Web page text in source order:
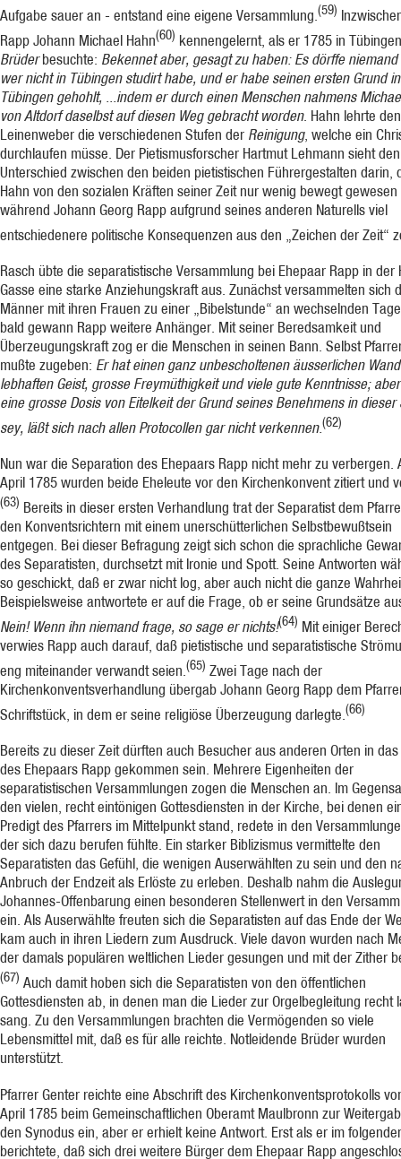
Aufgabe sauer an - entstand eine eigene Versammlung. (59)
Rapp Johann Michael Hahn(60) kennengelernt, als er 1785 in
Brüderbesuchte: Bekennet aber, gesagt zu haben: Es dörffe
wer nicht in Tübingen studirt habe, und er habe seinen er­sten Grund in
Tübingen gehohlt, ...indem er durch einen Menschen nahmens
von Altdorf daselbst auf diesen Weg gebracht worden. Hahn lehrte
Leinen­weber die verschiedenen Stufen der Reinigung, welche ein
durchlaufen müsse. Der Pietismusforscher Hartmut Lehmann sieht den
Unterschied zwischen den beiden pietistischen Führergestalten darin,
Hahn von den sozialen Kräften seiner Zeit nur wenig bewegt gewesen
während Johann Georg Rapp aufgrund seines anderen Naturells viel
entschiedenere politische Konsequenzen aus den „Zeichen der Zeit“
Rasch übte die separatistische Versammlung bei Ehepaar Rapp in der
Gasse eine starke Anziehungskraft aus. Zunächst versammelten sich
Männer mit ihren Frauen zu einer „Bibelstunde“ an wechselnden
bald gewann Rapp weitere Anhänger. Mit seiner Beredsamkeit und
Überzeugungskraft zog er die Menschen in seinen Bann. Selbst
mußte zugeben: Er hat einen ganz unbescholtenen äusserlichen
lebhaften Geist, grosse Freymüthigkeit und viele gute Kenntnisse;
eine grosse Dosis von Eitel­keit der Grund seines Benehmens in dieser
sey, läßt sich nach allen Protocollen gar nicht verkennen.(62)
Nun war die Separation des Ehepaars Rapp nicht mehr zu verbergen.
April 1785 wurden beide Eheleute vor den Kirchenkonvent zitiert und
(63) Bereits in dieser ersten Verhandlung trat der Separatist dem
den Konventsrichtern mit einem unerschüt­terlichen Selbstbewußtsein
entgegen. Bei dieser Befragung zeigt sich schon die sprachliche
des Separatisten, durchsetzt mit Ironie und Spott. Seine Antworten
so geschickt, daß er zwar nicht log, aber auch nicht die ganze
Beispielsweise antwortete er auf die Frage, ob er seine Grundsätze
Nein! Wenn ihn niemand frage, so sage er nichts!(64) Mit einiger
verwies Rapp auch darauf, daß pietistische und separatistische
eng miteinander verwandt seien. (65) Zwei Tage nach der
Kirchenkonventsverhandlung übergab Johann Georg Rapp dem
Schriftstück, in dem er seine religiöse Überzeugung darlegte. (66)
Bereits zu dieser Zeit dürften auch Besucher aus anderen Orten in das
des Ehepaars Rapp gekommen sein. Mehrere Eigenheiten der
separatistischen Versammlungen zogen die Menschen an. Im
den vielen, recht eintönigen Gottesdiensten in der Kirche, bei denen
Predigt des Pfarrers im Mittelpunkt stand, redete in den
der sich dazu berufen fühlte. Ein starker Biblizismus vermittelte den
Separatisten das Ge­fühl, die wenigen Auserwählten zu sein und den
Anbruch der Endzeit als Erlöste zu er­leben. Deshalb nahm die
Johannes-Offenbarung einen besonderen Stellenwert in den
ein. Als Auserwählte freuten sich die Separatisten auf das Ende der
kam auch in ihren Liedern zum Ausdruck. Viele davon wurden nach
der damals populären weltlichen Lieder gesungen und mit der Zither
(67) Auch damit hoben sich die Separatisten von den öffentlichen
Gottesdiensten ab, in denen man die Lieder zur Orgelbegleitung recht
sang. Zu den Versammlungen brachten die Vermögenden so viele
Lebensmittel mit, daß es für alle reichte. Notleidende Brüder wurden
unterstützt.
Pfarrer Genter reichte eine Abschrift des Kirchenkonventsprotokolls
April 1785 beim Gemeinschaftlichen Oberamt Maulbronn zur
den Synodus ein, aber er erhielt keine Antwort. Erst als er im
berichtete, daß sich drei weitere Bürger dem Ehe­paar Rapp